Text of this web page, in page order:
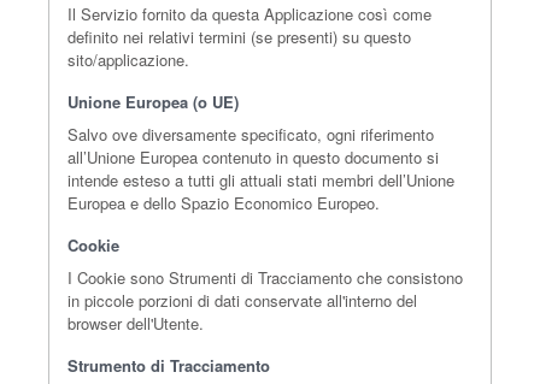
Il Servizio fornito da questa Applicazione così come
definito nei relativi termini (se presenti) su questo
sito/applicazione.
Unione Europea (o UE)
Salvo ove diversamente specificato, ogni riferimento
all’Unione Europea contenuto in questo documento si
intende esteso a tutti gli attuali stati membri dell’Unione
Europea e dello Spazio Economico Europeo.
Cookie
I Cookie sono Strumenti di Tracciamento che consistono
in piccole porzioni di dati conservate all'interno del
browser dell'Utente.
Strumento di Tracciamento